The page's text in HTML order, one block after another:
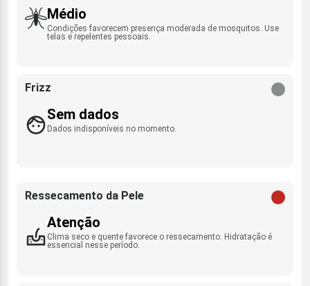
Médio
Condições favorecem presença moderada de mosquitos. Use
telas e repelentes pessoais.
Frizz
Sem dados
Dados indisponíveis no momento.
Ressecamento da Pele
Atenção
Clima seco e quente favorece o ressecamento. Hidratação é
essencial nesse período.